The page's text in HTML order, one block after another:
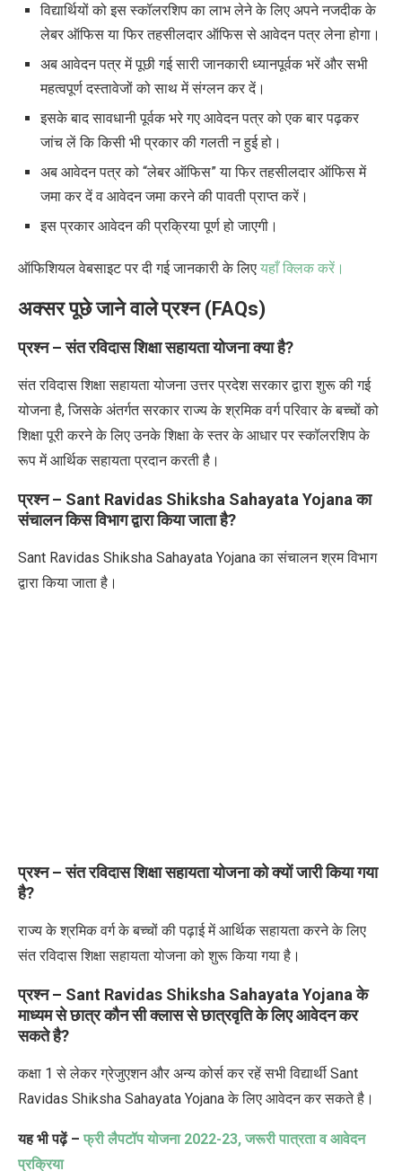
विद्यार्थियों को इस स्कॉलरशिप का लाभ लेने के लिए अपने नजदीक के
लेबर ऑफिस या फिर तहसीलदार ऑफिस से आवेदन पत्र लेना होगा।
अब आवेदन पत्र में पूछी गई सारी जानकारी ध्यानपूर्वक भरें और सभी
महत्वपूर्ण दस्तावेजों को साथ में संग्लन कर दें।
इसके बाद सावधानी पूर्वक भरे गए आवेदन पत्र को एक बार पढ़कर
जांच लें कि किसी भी प्रकार की गलती न हुई हो।
अब आवेदन पत्र को “लेबर ऑफिस” या फिर तहसीलदार ऑफिस में
जमा कर दें व आवेदन जमा करने की पावती प्राप्त करें।
इस प्रकार आवेदन की प्रक्रिया पूर्ण हो जाएगी।
ऑफिशियल वेबसाइट पर दी गई जानकारी के लिए यहाँ क्लिक करें।
अक्सर पूछे जाने वाले प्रश्न(FAQs)
प्रश्न – संत रविदास शिक्षा सहायता योजना क्या है?
संत रविदास शिक्षा सहायता योजना उत्तर प्रदेश सरकार द्वारा शुरू की गई
योजना है, जिसके अंतर्गत सरकार राज्य के श्रमिक वर्ग परिवार के बच्चों को
शिक्षा पूरी करने के लिए उनके शिक्षा के स्तर के आधार पर स्कॉलरशिप के
रूप में आर्थिक सहायता प्रदान करती है।
प्रश्न – Sant Ravidas Shiksha Sahayata Yojanaका
संचालन किस विभाग द्वारा किया जाता है?
Sant Ravidas Shiksha Sahayata Yojana का संचालन श्रम विभाग
द्वारा किया जाता है।
प्रश्न – संत रविदास शिक्षा सहायता योजना को क्यों जारी किया गया
है?
राज्य के श्रमिक वर्ग के बच्चों की पढ़ाई में आर्थिक सहायता करने के लिए
संत रविदास शिक्षा सहायता योजना को शुरू किया गया है।
प्रश्न – Sant Ravidas Shiksha Sahayata Yojanaके
माध्यम से छात्र कौन सी क्लास से छात्रवृति के लिए आवेदन कर
सकते है?
कक्षा 1 से लेकर ग्रेजुएशन और अन्य कोर्स कर रहें सभी विद्यार्थी Sant
Ravidas Shiksha Sahayata Yojana के लिए आवेदन कर सकते है।
यह भी पढ़ें – फ्री लैपटॉप योजना 2022-23, जरूरी पात्रता व आवेदन
प्रक्रिया